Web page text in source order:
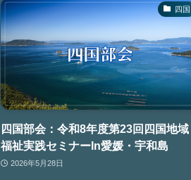
四国
四国部会：令和8年度第23回四国地域
福祉実践セミナーIn愛媛・宇和島
2026年5月28日